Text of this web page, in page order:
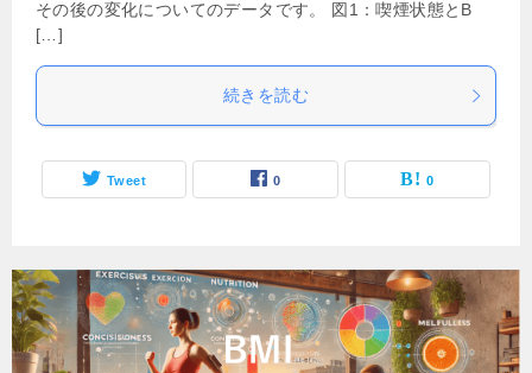
その後の変化についてのデータです。 図1：喫煙状態とB
[…]
続きを読む
Tweet 0 0